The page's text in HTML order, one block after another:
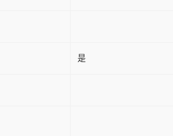
是